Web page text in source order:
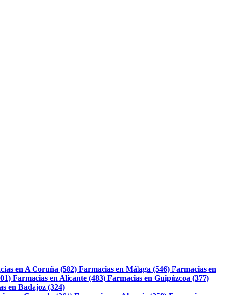
en A Coruña (582) Farmacias en Málaga (546) Farmacias en
Farmacias en Alicante (483) Farmacias en Guipúzcoa (377)
en Badajoz (324)